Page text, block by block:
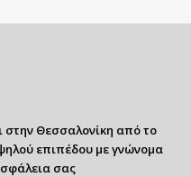
στην Θεσσαλονίκη από το
επιπέδου με γνώνομα
σας